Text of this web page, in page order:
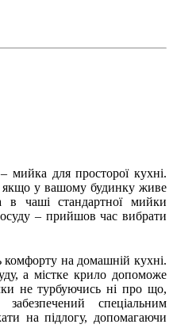
– мийка для просторої кухні.
якщо у вашому будинку живе
в чаші стандартної мийки
– прийшов час вибрати
на домашній кухні.
а містке крило допоможе
не турбуючись ні про що,
спеціальним
на підлогу, допомагаючи